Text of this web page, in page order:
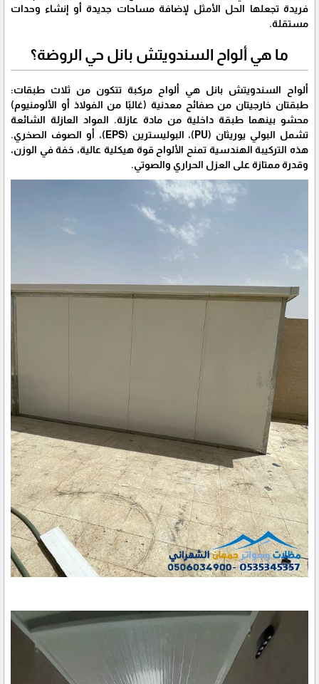
فريدة تجعلها الحل الأمثل لإضافة مساحات جديدة أو إنشاء وحدات
مستقلة.
​ما هي ألواح السندويتش بانل حي الروضة؟
​ألواح السندويتش بانل هي ألواح مركبة تتكون من ثلاث طبقات:
طبقتان خارجيتان من صفائح معدنية (غالبًا من الفولاذ أو الألومنيوم)
محشو بينهما طبقة داخلية من مادة عازلة. المواد العازلة الشائعة
تشمل البولي يوريثان (PU)، البوليسترين (EPS)، أو الصوف الصخري.
هذه التركيبة الهندسية تمنح الألواح قوة هيكلية عالية، خفة في الوزن،
وقدرة ممتازة على العزل الحراري والصوتي.